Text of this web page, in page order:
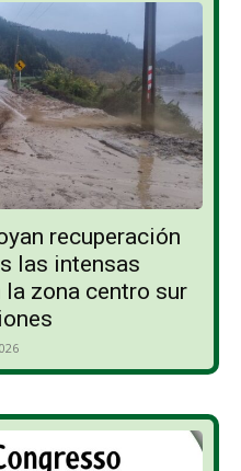
recuperación
las intensas
la zona centro sur